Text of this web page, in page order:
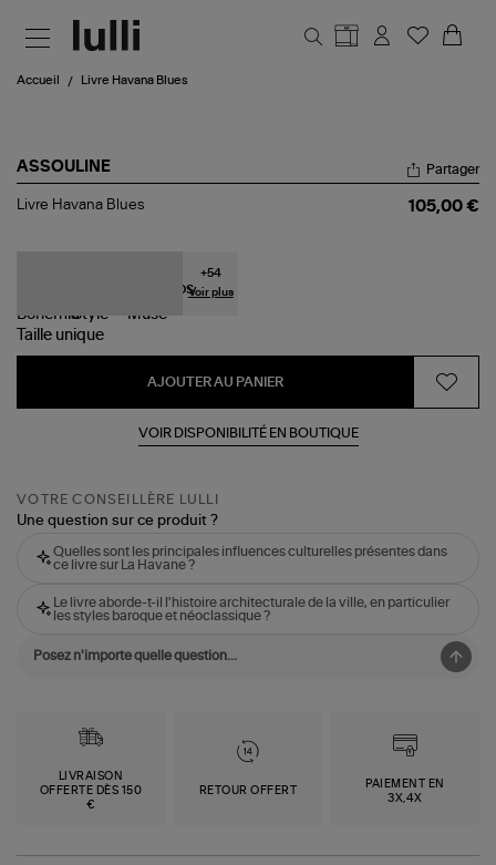
Accueil Livre Havana Blues
ASSOULINE
Livre
Partager
Livre Havana Blues 105,00 €
+54
Voir plus
Taille unique
AJOUTER AU PANIER
VOIR DISPONIBILITÉ EN BOUTIQUE
VOTRE CONSEILLÈRE LULLI
Une question sur ce produit ?
Quelles sont les principales influences culturelles présentes dans
ce livre sur La Havane ?
Le livre aborde-t-il l'histoire architecturale de la ville, en particulier
les styles baroque et néoclassique ?
LIVRAISON
OFFERTE DÈS 150
€
RETOUR OFFERT
PAIEMENT EN
3X,4X